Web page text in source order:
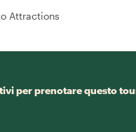
Attractions
per prenotare questo